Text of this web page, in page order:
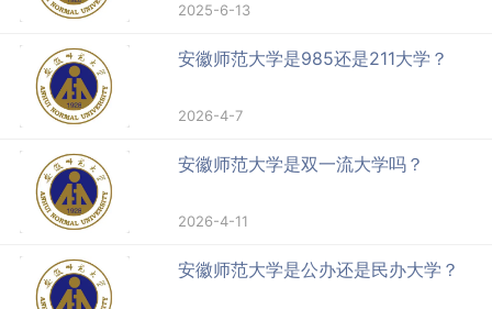
2025-6-13
安徽师范大学是985还是211大学？
2026-4-7
安徽师范大学是双一流大学吗？
2026-4-11
安徽师范大学是公办还是民办大学？